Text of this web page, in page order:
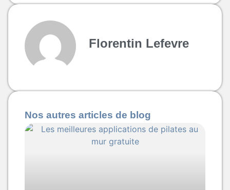
Florentin Lefevre
Nos autres articles de blog